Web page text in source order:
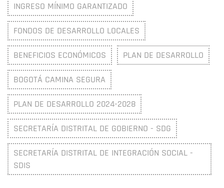
INGRESO MÍNIMO GARANTIZADO
FONDOS DE DESARROLLO LOCALES
BENEFICIOS ECONÓMICOS PLAN DE DESARROLLO
BOGOTÁ CAMINA SEGURA
PLAN DE DESARROLLO 2024-2028
SECRETARÍA DISTRITAL DE GOBIERNO - SDG
SECRETARÍA DISTRITAL DE INTEGRACIÓN SOCIAL -
SDIS